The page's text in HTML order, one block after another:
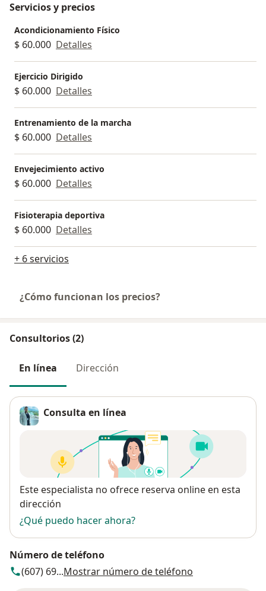
Servicios y precios
Acondicionamiento Físico
$ 60.000 Detalles
Ejercicio Dirigido
$ 60.000 Detalles
Entrenamiento de la marcha
$ 60.000 Detalles
Envejecimiento activo
$ 60.000 Detalles
Fisioterapia deportiva
$ 60.000 Detalles
+ 6 servicios
¿Cómo funcionan los precios?
Consultorios (2)
En línea Dirección
Consulta en línea
Disponibilidad
Este especialista no ofrece reserva online en esta
dirección
¿Qué puedo hacer ahora?
Número de teléfono
(607) 69...Mostrar número de teléfono